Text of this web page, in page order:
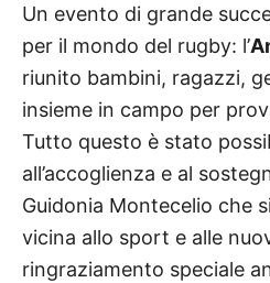
Un evento di grande
per il mondo del rugby: l’
riunito bambini, ragazzi,
insieme in campo per
Tutto questo è stato
all’accoglienza e al
Guidonia Montecelio che
vicina allo sport e alle
ringraziamento speciale